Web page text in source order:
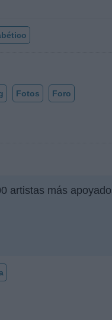
Fotos Foro
artistas más